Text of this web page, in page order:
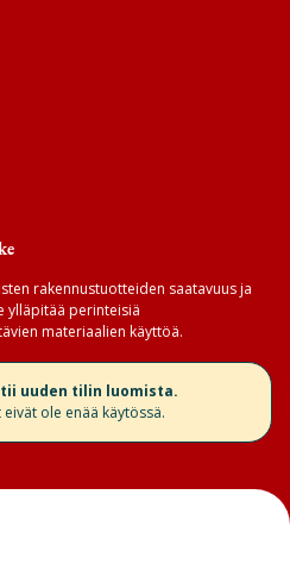
rakennustuotteiden saatavuus ja
ylläpitää perinteisiä
materiaalien käyttöä.
uuden tilin luomista.
ole enää käytössä.